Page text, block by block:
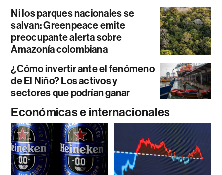
Ni los parques nacionales se
salvan: Greenpeace emite
preocupante alerta sobre
Amazonía colombiana
¿Cómo invertir ante el fenómeno
de El Niño? Los activos y
sectores que podrían ganar
Económicas e internacionales